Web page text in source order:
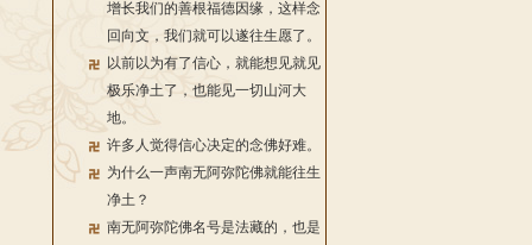
增长我们的善根福德因缘，这样念
回向文，我们就可以遂往生愿了。
以前以为有了信心，就能想见就见
极乐净土了，也能见一切山河大
地。
许多人觉得信心决定的念佛好难。
为什么一声南无阿弥陀佛就能往生
净土？
南无阿弥陀佛名号是法藏的，也是